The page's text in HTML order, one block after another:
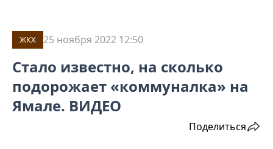
ЖКХ 25 ноября 2022 12:50
Стало известно, на сколько
подорожает «коммуналка» на
Ямале. ВИДЕО
Поделиться